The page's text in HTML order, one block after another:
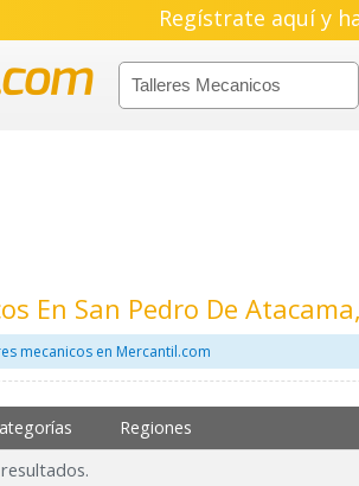
Regístrate aquí y
En San Pedro De
mecanicos en Mercantil.com
Regiones
resultados.